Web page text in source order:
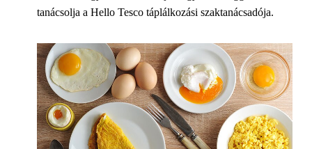
tanácsolja a Hello Tesco táplálkozási szaktanácsadója.